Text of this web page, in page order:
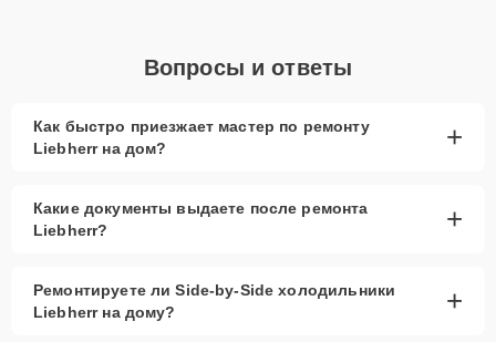
Вопросы и ответы
Как быстро приезжает мастер по ремонту
Liebherr на дом?
+
Какие документы выдаете после ремонта
Liebherr?
+
Ремонтируете ли Side-by-Side холодильники
Liebherr на дому?
+